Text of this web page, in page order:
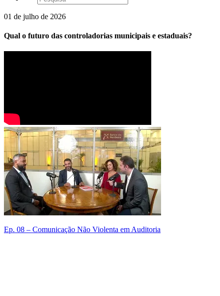
01 de julho de 2026
Qual o futuro das controladorias municipais e estaduais?
Ep. 08 – Comunicação Não Violenta em Auditoria